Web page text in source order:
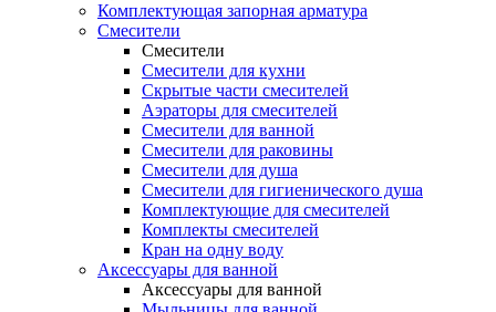
Комплектующая запорная арматура
Смесители
Смесители
Смесители для кухни
Скрытые части смесителей
Аэраторы для смесителей
Смесители для ванной
Смесители для раковины
Смесители для душа
Смесители для гигиенического душа
Комплектующие для смесителей
Комплекты смесителей
Кран на одну воду
Аксессуары для ванной
Аксессуары для ванной